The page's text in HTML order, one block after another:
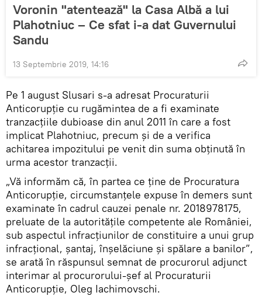
Voronin "atentează" la Casa Albă a lui
Plahotniuc – Ce sfat i-a dat Guvernului
Sandu
13 Septembrie 2019, 14:16
Pe 1 august Slusari s-a adresat Procuraturii
Anticorupție cu rugămintea de a fi examinate
tranzacțiile dubioase din anul 2011 în care a fost
implicat Plahotniuc, precum și de a verifica
achitarea impozitului pe venit din suma obținută în
urma acestor tranzacții.
„Vă informăm că, în partea ce ține de Procuratura
Anticorupție, circumstanțele expuse în demers sunt
examinate în cadrul cauzei penale nr. 2018978175,
preluate de la autoritățile competente ale României,
sub aspectul infracțiunilor de constituire a unui grup
infracțional, șantaj, înșelăciune și spălare a banilor”,
se arată în răspunsul semnat de procurorul adjunct
interimar al procurorului-șef al Procuraturii
Anticorupție, Oleg Iachimovschi.